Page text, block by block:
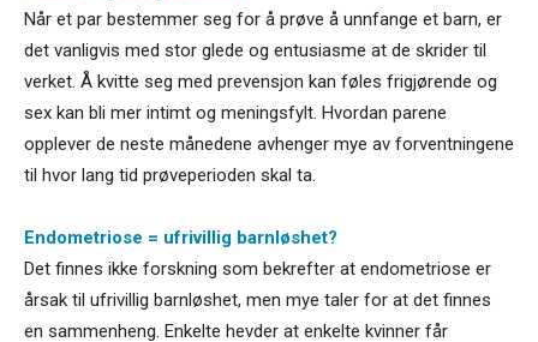
Når et par bestemmer seg for å prøve å unnfange et barn, er
det vanligvis med stor glede og entusiasme at de skrider til
verket. Å kvitte seg med prevensjon kan føles frigjørende og
sex kan bli mer intimt og meningsfylt. Hvordan parene
opplever de neste månedene avhenger mye av forventningene
til hvor lang tid prøveperioden skal ta.
Endometriose = ufrivillig barnløshet?
Det finnes ikke forskning som bekrefter at endometriose er
årsak til ufrivillig barnløshet, men mye taler for at det finnes
en sammenheng. Enkelte hevder at enkelte kvinner får